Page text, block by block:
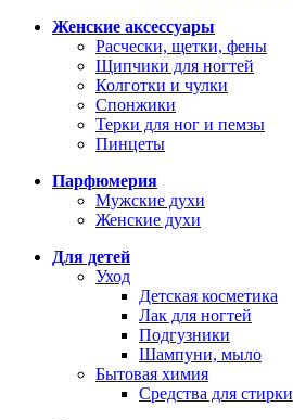
Женские аксессуары
Расчески, щетки, фены
Щипчики для ногтей
Колготки и чулки
Спонжики
Терки для ног и пемзы
Пинцеты
Парфюмерия
Мужские духи
Женские духи
Для детей
Уход
Детская косметика
Лак для ногтей
Подгузники
Шампуни, мыло
Бытовая химия
Средства для стирки